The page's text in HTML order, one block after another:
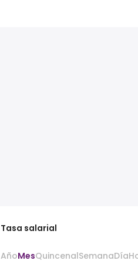
Tasa salarial
AñoMesQuincenalSemanaDía